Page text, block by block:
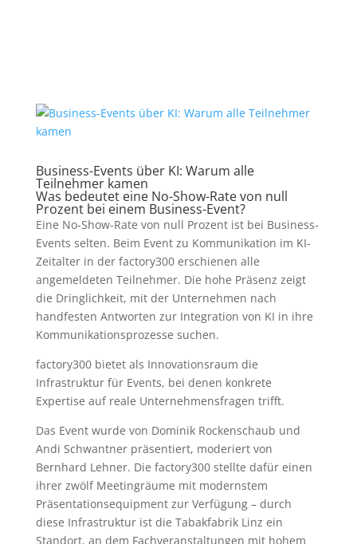
Business-Events über KI: Warum alle
Teilnehmer kamen
Was bedeutet eine No-Show-Rate von null
Prozent bei einem Business-Event?
Eine No-Show-Rate von null Prozent ist bei Business-
Events selten. Beim Event zu Kommunikation im KI-
Zeitalter in der factory300 erschienen alle
angemeldeten Teilnehmer. Die hohe Präsenz zeigt
die Dringlichkeit, mit der Unternehmen nach
handfesten Antworten zur Integration von KI in ihre
Kommunikationsprozesse suchen.
factory300 bietet als Innovationsraum die
Infrastruktur für Events, bei denen konkrete
Expertise auf reale Unternehmensfragen trifft.
Das Event wurde von Dominik Rockenschaub und
Andi Schwantner präsentiert, moderiert von
Bernhard Lehner. Die factory300 stellte dafür einen
ihrer zwölf Meetingräume mit modernstem
Präsentationsequipment zur Verfügung – durch
diese Infrastruktur ist die Tabakfabrik Linz ein
Standort, an dem Fachveranstaltungen mit hohem